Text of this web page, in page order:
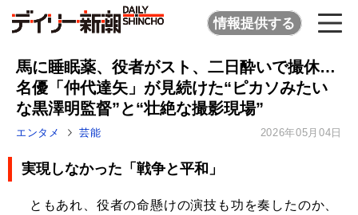
情報提供する
馬に睡眠薬、役者がスト、二日酔いで撮休…
名優「仲代達矢」が見続けた“ピカソみたい
な黒澤明監督”と“壮絶な撮影現場”
エンタメ 芸能 2026年05月04日
実現しなかった「戦争と平和」
ともあれ、役者の命懸けの演技も功を奏したのか、